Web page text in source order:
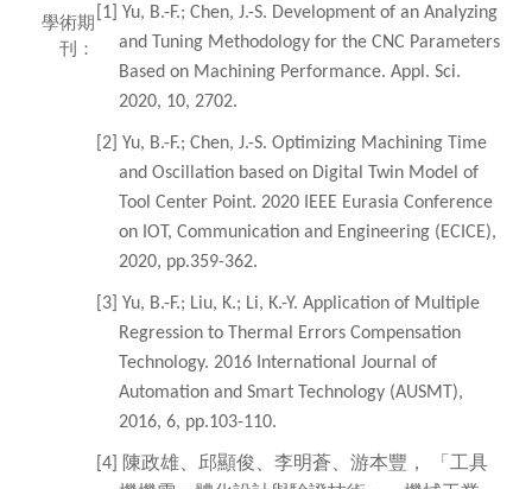
學術期
刊：
[1] Yu, B.-F.; Chen, J.-S. Development of an Analyzing
and Tuning Methodology for the CNC Parameters
Based on Machining Performance. Appl. Sci.
2020, 10, 2702.
[2] Yu, B.-F.; Chen, J.-S. Optimizing Machining Time
and Oscillation based on Digital Twin Model of
Tool Center Point. 2020 IEEE Eurasia Conference
on IOT, Communication and Engineering (ECICE),
2020, pp.359-362.
[3] Yu, B.-F.; Liu, K.; Li, K.-Y. Application of Multiple
Regression to Thermal Errors Compensation
Technology. 2016 International Journal of
Automation and Smart Technology (AUSMT),
2016, 6, pp.103-110.
[4] 陳政雄、邱顯俊、李明蒼、游本豐，
「工具